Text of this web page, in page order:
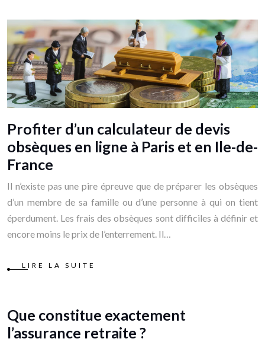
Profiter d’un calculateur de devis
obsèques en ligne à Paris et en Ile-de-
France
Il n’existe pas une pire épreuve que de préparer les obsèques
d’un membre de sa famille ou d’une personne à qui on tient
éperdument. Les frais des obsèques sont difficiles à définir et
encore moins le prix de l’enterrement. Il…
LIRE LA SUITE
Que constitue exactement
l’assurance retraite ?